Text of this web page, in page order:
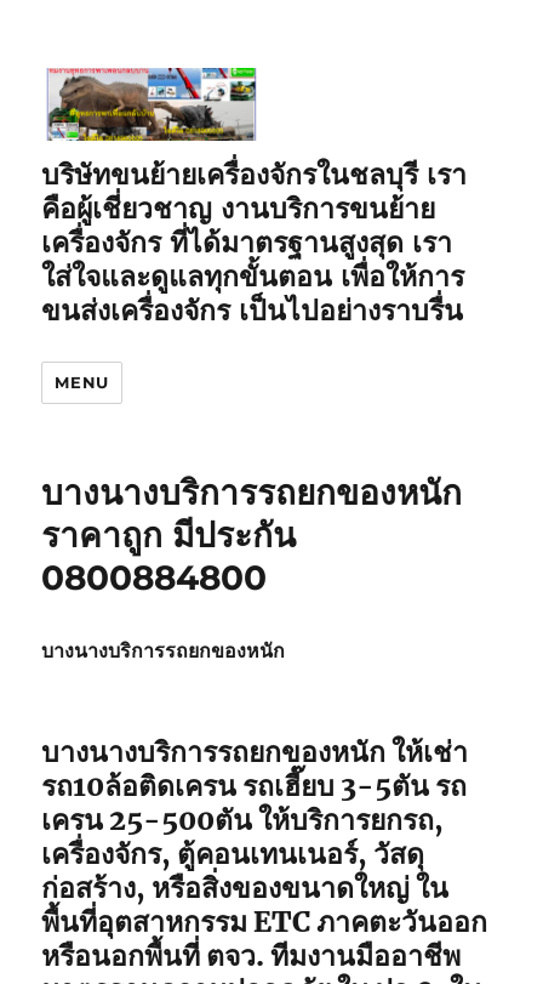
บริษัทขนย้ายเครื่องจักรในชลบุรี เรา
คือผู้เชี่ยวชาญ งานบริการขนย้าย
เครื่องจักร ที่ได้มาตรฐานสูงสุด เรา
ใส่ใจและดูแลทุกขั้นตอน เพื่อให้การ
ขนส่งเครื่องจักร เป็นไปอย่างราบรื่น
MENU
บางนางบริการรถยกของหนัก
ราคาถูก มีประกัน
0800884800
บางนางบริการรถยกของหนัก
บางนางบริการรถยกของหนัก ให้เช่า
รถ10ล้อติดเครน รถเฮี๊ยบ 3-5ตัน รถ
เครน 25-500ตัน ให้บริการยกรถ,
เครื่องจักร, ตู้คอนเทนเนอร์, วัสดุ
ก่อสร้าง, หรือสิ่งของขนาดใหญ่ ใน
พื้นที่อุตสาหกรรม ETC ภาคตะวันออก
หรือนอกพื้นที่ ตจว. ทีมงานมืออาชีพ